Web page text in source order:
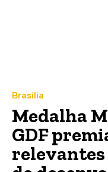
Brasília
Medalha
GDF